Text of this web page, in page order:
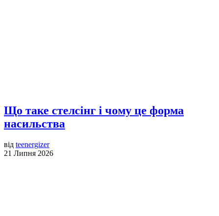
Що таке стелсінг і чому це форма
насильства
від teenergizer
21 Липня 2026